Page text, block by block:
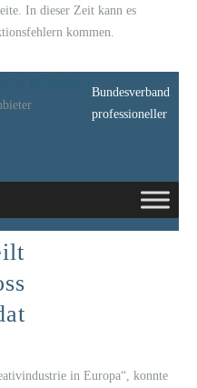
In dieser Zeit kann es
kommen.
Bundesverband
professioneller
in Europa“, konnte